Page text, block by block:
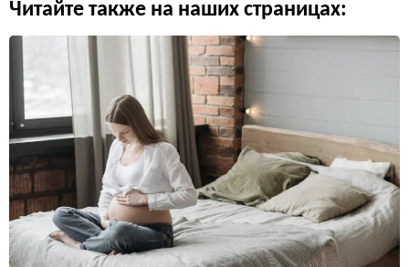
Читайте также на наших страницах: